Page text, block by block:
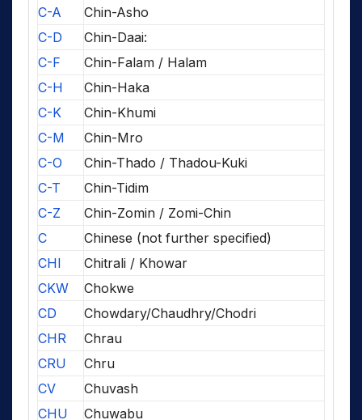
C-A
Chin-Asho
C-D
Chin-Daai:
C-F
Chin-Falam / Halam
C-H
Chin-Haka
C-K
Chin-Khumi
C-M
Chin-Mro
C-O
Chin-Thado / Thadou-Kuki
C-T
Chin-Tidim
C-Z
Chin-Zomin / Zomi-Chin
C
Chinese (not further specified)
CHI
Chitrali / Khowar
CKW
Chokwe
CD
Chowdary/Chaudhry/Chodri
CHR
Chrau
CRU
Chru
CV
Chuvash
CHU
Chuwabu